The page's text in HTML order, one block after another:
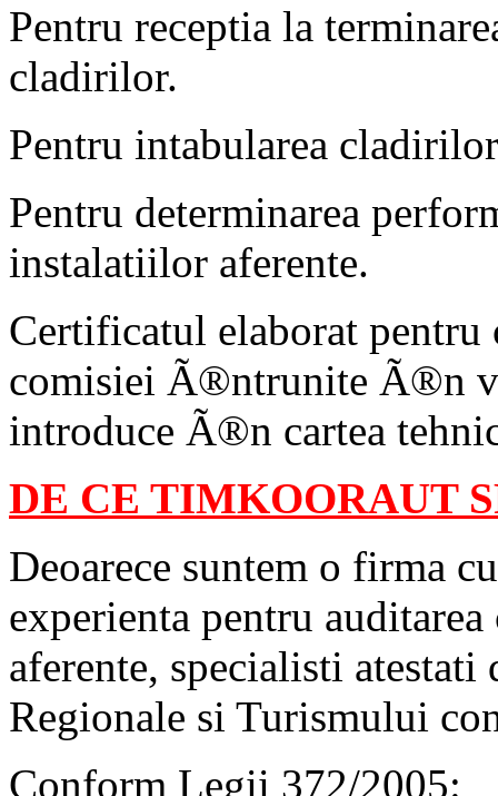
Pentru receptia la
cladirilor.
Pentru intabularea
Pentru determinarea
instalatiilor aferente.
Certificatul elaborat
comisiei Ã®ntrunite Ã®n
introduce Ã®n cartea
DE CE TIMKOORAUT
Deoarece suntem o firma
experienta pentru
aferente, specialisti
Regionale si Turismului
Conform Legii 372/2005: